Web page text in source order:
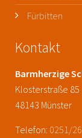
Fürbitten
Kontakt
Barmherzige
Klosterstraße 85
48143 Münster
Telefon: 0251/